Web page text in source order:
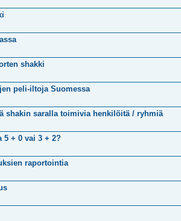
shakki
peli-iltoja Suomessa
shakin saralla toimivia henkilöitä / ryhmiä
5 + 0 vai 3 + 2?
raportointia